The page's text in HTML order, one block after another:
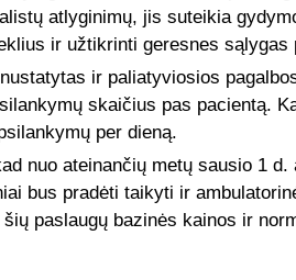
atlyginimų, jis suteikia
ir užtikrinti geresnes sąlygas
ir paliatyviosios
skaičius pas pacientą.
per dieną.
nuo ateinančių metų sausio 1
bus pradėti taikyti ir
paslaugų bazinės kainos ir